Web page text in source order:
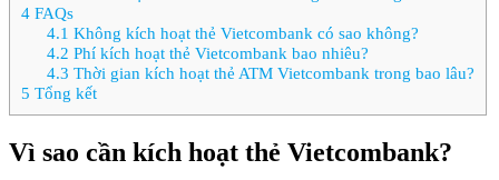
4 FAQs
4.1 Không kích hoạt thẻ Vietcombank có sao không?
4.2 Phí kích hoạt thẻ Vietcombank bao nhiêu?
4.3 Thời gian kích hoạt thẻ ATM Vietcombank trong bao lâu?
5 Tổng kết
Vì sao cần kích hoạt thẻ Vietcombank?